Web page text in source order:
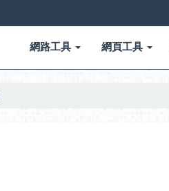
網路工具 網頁工具